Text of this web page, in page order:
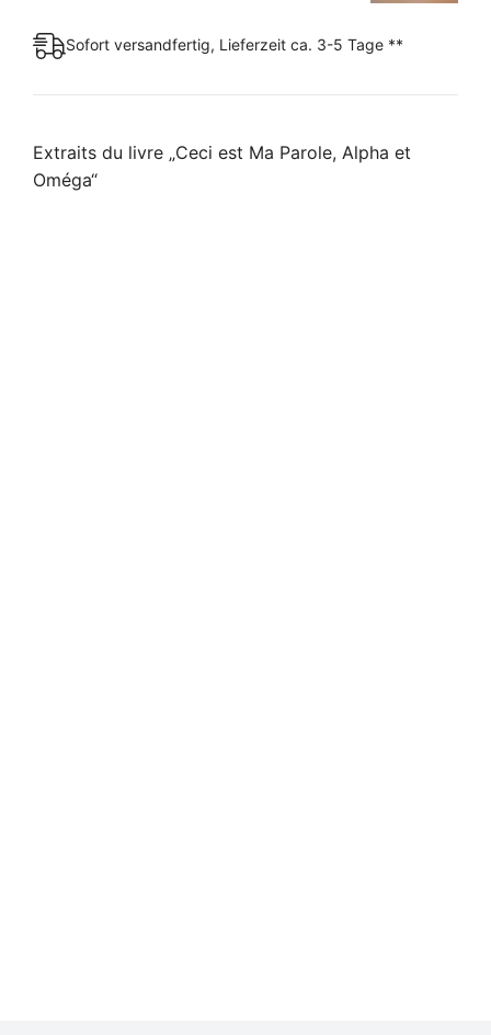
Sofort versandfertig, Lieferzeit ca. 3-5 Tage **
Extraits du livre „Ceci est Ma Parole, Alpha et
Oméga“